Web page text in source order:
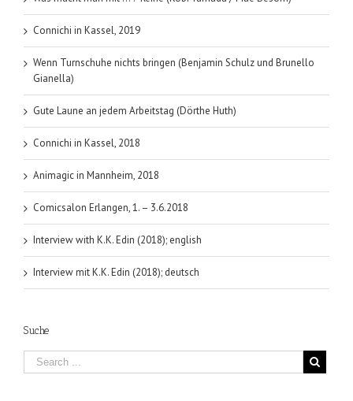
Connichi in Kassel, 2019
Wenn Turnschuhe nichts bringen (Benjamin Schulz und Brunello
Gianella)
Gute Laune an jedem Arbeitstag (Dörthe Huth)
Connichi in Kassel, 2018
Animagic in Mannheim, 2018
Comicsalon Erlangen, 1. – 3.6.2018
Interview with K.K. Edin (2018); english
Interview mit K.K. Edin (2018); deutsch
Suche